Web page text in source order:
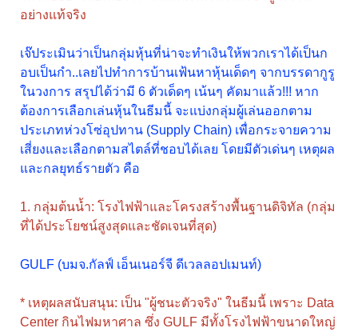
อย่างแท้จริง
เจ๊ประเมินว่าเป็นกลุ่มหุ้นที่น่าจะทำเงินให้พวกเราได้เป็นก
อบเป็นกำ..เลยไปทำการบ้านเฟ้นหาหุ้นเด็ดๆ จากบรรดากูรู
ในวงการ สรุปได้ว่ามี 6 ตัวเด็ดๆ เน้นๆ คัดมาแล้ว!!! หาก
ต้องการเลือกเล่นหุ้นในธีมนี้ จะแบ่งกลุ่มผู้เล่นออกตาม
ประเภทห่วงโซ่อุปทาน (Supply Chain) เพื่อกระจายความ
เสี่ยงและเลือกตามสไตล์ที่ชอบได้เลย โดยมีตัวเด่นๆ เหตุผล
และกลยุทธ์รายตัว คือ
1. กลุ่มต้นน้ำ: โรงไฟฟ้าและโครงสร้างพื้นฐานดิจิทัล (กลุ่ม
ที่ได้ประโยชน์สูงสุดและชัดเจนที่สุด)
GULF (บมจ.กัลฟ์ เอ็นเนอร์จี ดีเวลลอปเมนท์)
* เหตุผลสนับสนุน: เป็น "ผู้ชนะตัวจริง" ในธีมนี้ เพราะ Data
Center กินไฟมหาศาล ซึ่ง GULF มีทั้งโรงไฟฟ้าขนาดใหญ่